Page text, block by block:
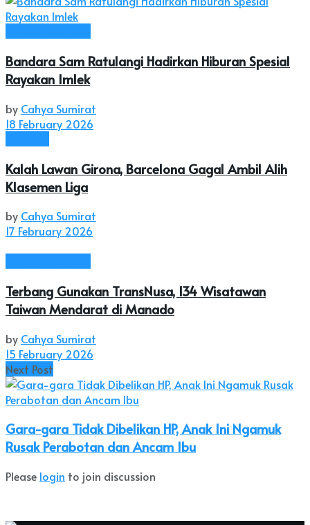
Bandara Sam Ratulangi Hadirkan Hiburan Spesial
Rayakan Imlek
by Cahya Sumirat
18 February 2026
Kalah Lawan Girona, Barcelona Gagal Ambil Alih
Klasemen Liga
by Cahya Sumirat
17 February 2026
Terbang Gunakan TransNusa, 134 Wisatawan
Taiwan Mendarat di Manado
by Cahya Sumirat
15 February 2026
Next Post
Gara-gara Tidak Dibelikan HP, Anak Ini Ngamuk
Rusak Perabotan dan Ancam Ibu
Please login to join discussion